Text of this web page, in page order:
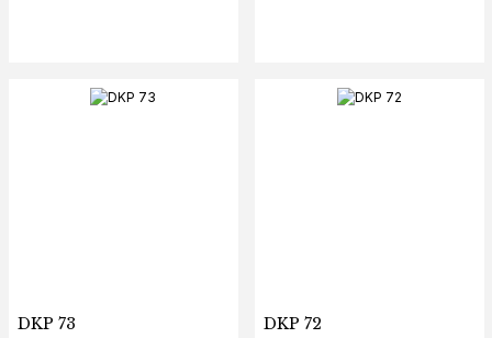
DKP 73 DKP 72